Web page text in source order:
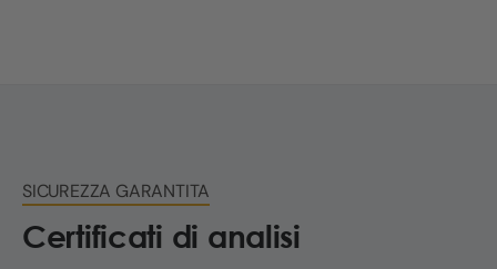
SICUREZZA GARANTITA
Certificati di analisi